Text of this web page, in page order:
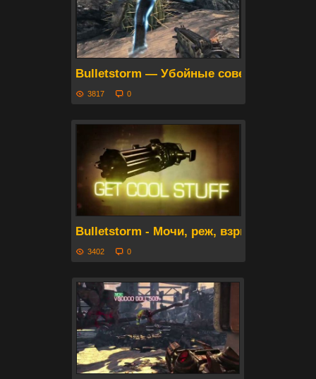
Bulletstorm — Убойные советы от
3817 0
Bulletstorm - Мочи, реж, взрывай!
3402 0